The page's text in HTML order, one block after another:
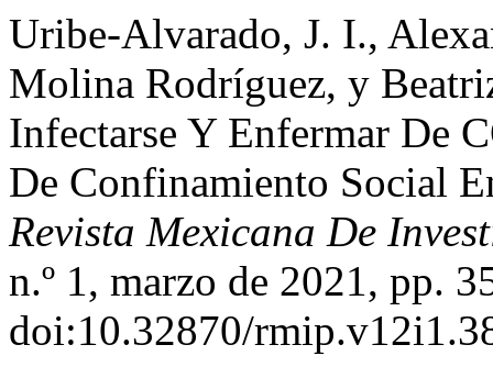
Uribe-Alvarado, J. I.,
Molina Rodríguez, y
Infectarse Y Enfermar De
De Confinamiento Social
Revista Mexicana De
n.º 1, marzo de 2021, pp.
doi:10.32870/